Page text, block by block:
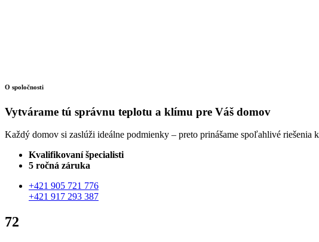
O spoločnosti
Vytvárame tú správnu teplotu a klímu pre Váš domov
Každý domov si zaslúži ideálne podmienky – preto prinášame spoľahlivé
Kvalifikovaní špecialisti
5 ročná záruka
+421 905 721 776
+421 917 293 387
72